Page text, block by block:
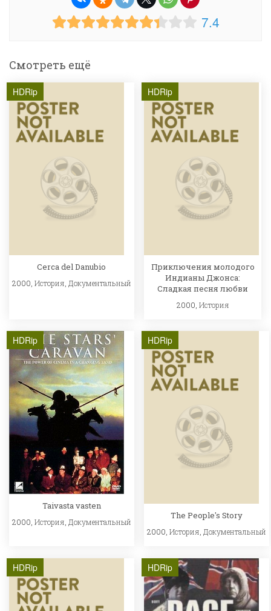
7.4
Смотреть ещё
HDRip
Cerca del Danubio
2000, История Документальный
HDRip
Приключения молодого
Индианы Джонса:
Сладкая песня любви
2000, История
HDRip
Taivasta vasten
2000, История Документальный
HDRip
The People's Story
2000,История,Документальный
HDRip HDRip